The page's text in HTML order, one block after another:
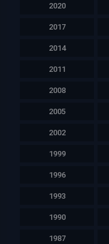
2020
2017
2014
2011
2008
2005
2002
1999
1996
1993
1990
1987